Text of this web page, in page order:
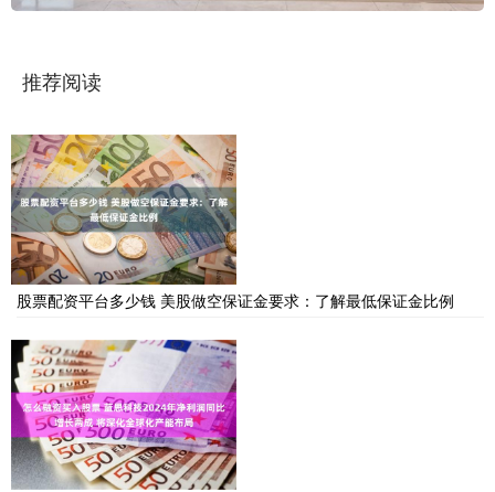
推荐阅读
股票配资平台多少钱 美股做空保证金要求：了解最低保证金比例